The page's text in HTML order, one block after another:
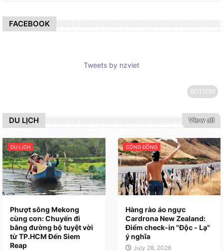
FACEBOOK
Tweets by nzviet
BOTTOM
DU LỊCH View all
DU LỊCH
Phượt sông Mekong
cùng con: Chuyến đi
bằng đường bộ tuyệt vời
từ TP.HCM Đến Siem
Reap
CỘNG ĐỒNG
Hàng rào áo ngực
Cardrona New Zealand:
Điểm check-in "Độc - Lạ"
ý nghĩa
July 28, 2026